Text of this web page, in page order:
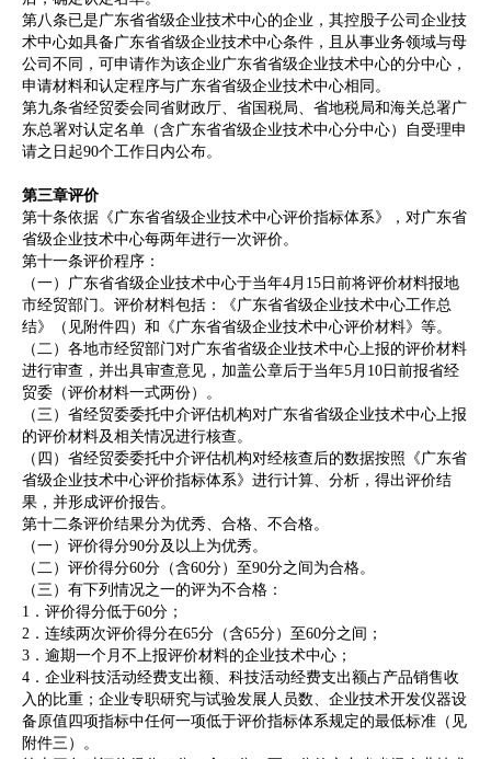
第八条已是广东省省级企业技术中心的企业，其控股子公司企业技
术中心如具备广东省省级企业技术中心条件，且从事业务领域与母
公司不同，可申请作为该企业广东省省级企业技术中心的分中心，
申请材料和认定程序与广东省省级企业技术中心相同。
第九条省经贸委会同省财政厅、省国税局、省地税局和海关总署广
东总署对认定名单（含广东省省级企业技术中心分中心）自受理申
请之日起90个工作日内公布。
第三章评价
第十条依据《广东省省级企业技术中心评价指标体系》，对广东省
省级企业技术中心每两年进行一次评价。
第十一条评价程序：
（一）广东省省级企业技术中心于当年4月15日前将评价材料报地
市经贸部门。评价材料包括：《广东省省级企业技术中心工作总
结》（见附件四）和《广东省省级企业技术中心评价材料》等。
（二）各地市经贸部门对广东省省级企业技术中心上报的评价材料
进行审查，并出具审查意见，加盖公章后于当年5月10日前报省经
贸委（评价材料一式两份）。
（三）省经贸委委托中介评估机构对广东省省级企业技术中心上报
的评价材料及相关情况进行核查。
（四）省经贸委委托中介评估机构对经核查后的数据按照《广东省
省级企业技术中心评价指标体系》进行计算、分析，得出评价结
果，并形成评价报告。
第十二条评价结果分为优秀、合格、不合格。
（一）评价得分90分及以上为优秀。
（二）评价得分60分（含60分）至90分之间为合格。
（三）有下列情况之一的评为不合格：
1．评价得分低于60分；
2．连续两次评价得分在65分（含65分）至60分之间；
3．逾期一个月不上报评价材料的企业技术中心；
4．企业科技活动经费支出额、科技活动经费支出额占产品销售收
入的比重；企业专职研究与试验发展人员数、企业技术开发仪器设
备原值四项指标中任何一项低于评价指标体系规定的最低标准（见
附件三）。